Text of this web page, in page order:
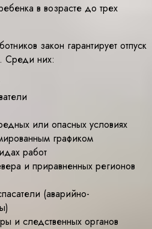
в возрасте до трех
закон гарантирует отпуск
Среди них:
или опасных условиях
графиком
работ
и приравненных регионов
(аварийно-
и следственных органов